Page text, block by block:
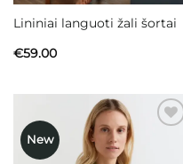
Lininiai languoti žali šortai
€59.00
New